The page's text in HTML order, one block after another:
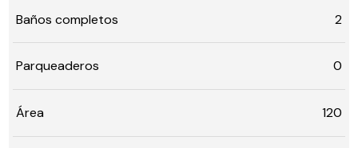
Baños completos 2
Parqueaderos 0
Área 120